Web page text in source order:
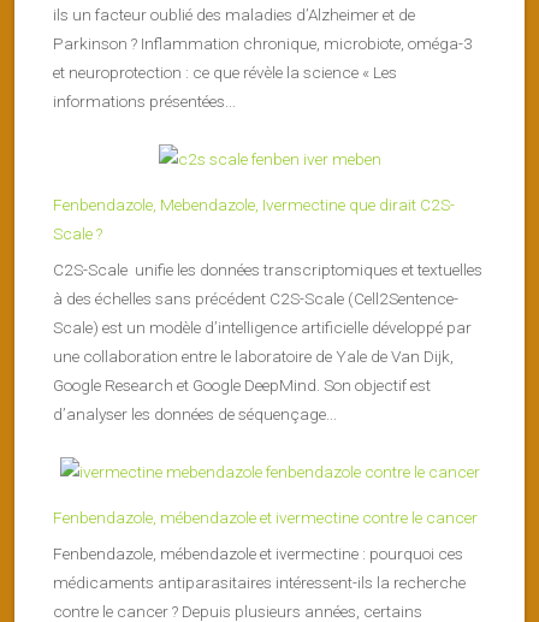
ils un facteur oublié des maladies d’Alzheimer et de
Parkinson ? Inflammation chronique, microbiote, oméga-3
et neuroprotection : ce que révèle la science « Les
informations présentées...
Fenbendazole, Mebendazole, Ivermectine que dirait C2S-
Scale ?
C2S-Scale unifie les données transcriptomiques et textuelles
à des échelles sans précédent C2S-Scale (Cell2Sentence-
Scale) est un modèle d’intelligence artificielle développé par
une collaboration entre le laboratoire de Yale de Van Dijk,
Google Research et Google DeepMind. Son objectif est
d’analyser les données de séquençage...
Fenbendazole, mébendazole et ivermectine contre le cancer
Fenbendazole, mébendazole et ivermectine : pourquoi ces
médicaments antiparasitaires intéressent-ils la recherche
contre le cancer ? Depuis plusieurs années, certains